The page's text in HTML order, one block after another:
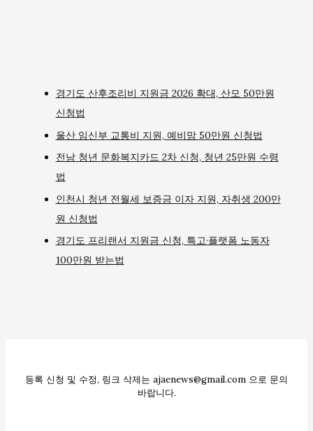
경기도 산후조리비 지원금 2026 확대, 산모 50만원
신청법
울산 임신부 교통비 지원, 예비맘 50만원 신청법
전남 청년 문화복지카드 2차 신청, 청년 25만원 수령
법
인천시 청년 전월세 보증금 이자 지원, 자취생 200만
원 신청법
경기도 프리랜서 지원금 신청, 특고·플랫폼 노동자
100만원 받는법
등록 신청 및 수정, 링크 삭제는 ajaenews@gmail.com 으로 문의
바랍니다.